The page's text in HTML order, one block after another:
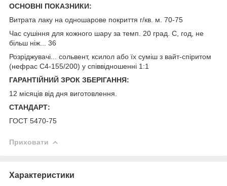
ОСНОВНІ ПОКАЗНИКИ:
Витрата лаку на одношарове покриття г/кв. м. 70-75
Час сушіння для кожного шару за темп. 20 град. С, год, не
більш ніж... 36
Розріджувачі... сольвент, ксилол або їх суміш з вайт-спіритом
(нефрас С4-155/200) у співвідношенні 1:1
ГАРАНТІЙНИЙ ЗРОК ЗБЕРІГАННЯ:
12 місяців від дня виготовлення.
СТАНДАРТ:
ГОСТ 5470-75
Приховати
Характеристики